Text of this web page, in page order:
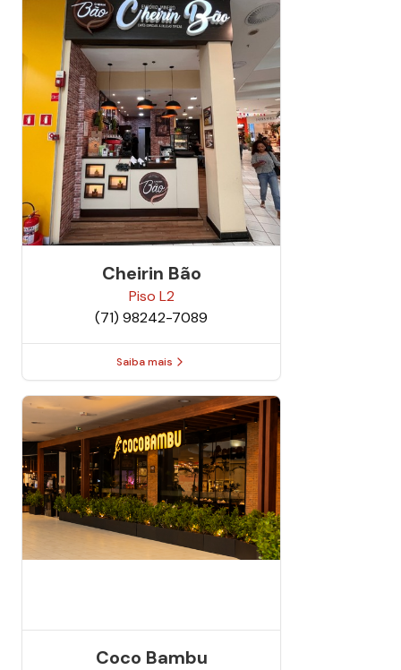
Cheirin Bão
Piso L2
(71) 98242-7089
Saiba mais
Coco Bambu